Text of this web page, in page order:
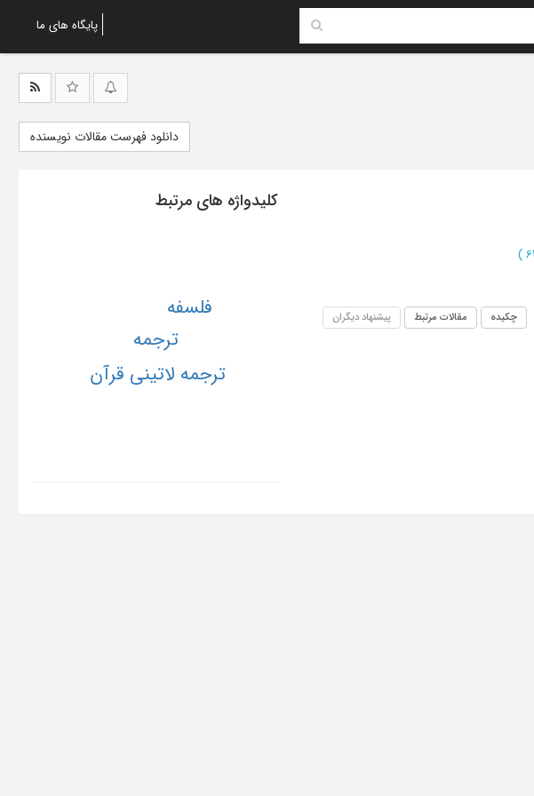
پایگاه های ما
دانلود فهرست مقالات نویسنده
)
چکیده مقالات مرتبط پیشنهاد دیگران
کلیدواژه های مرتبط
ترجمه
ترجمه لاتینی قرآن
فلسفه